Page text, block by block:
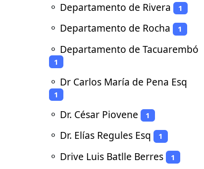
⚬ Departamento de Rivera 1
⚬ Departamento de Rocha 1
⚬ Departamento de Tacuarembó
1
⚬ Dr Carlos María de Pena Esq
1
⚬ Dr. César Piovene 1
⚬ Dr. Elías Regules Esq 1
⚬ Drive Luis Batlle Berres 1